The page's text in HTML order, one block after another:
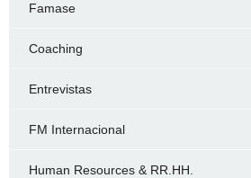
Famase
Coaching
Entrevistas
FM Internacional
Human Resources & RR.HH.